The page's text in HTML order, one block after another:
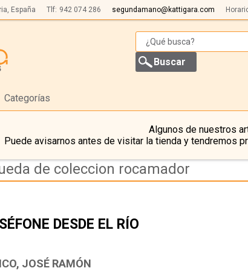
España Tlf: 942 074 286 segundamano@kattigara.com
Categorías
Algunos de nuestros
Puede avisarnos antes de visitar la tienda y tendremos
de coleccion rocamador
DESDE EL RÍO
JOSÉ RAMÓN